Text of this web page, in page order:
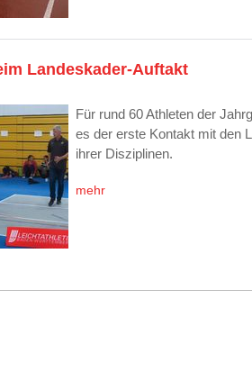
Landeskader-Auftakt
Für rund 60 Athleten der
es der erste Kontakt mit den
ihrer Disziplinen.
mehr